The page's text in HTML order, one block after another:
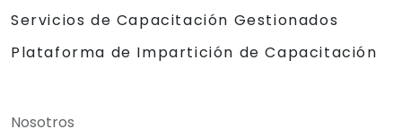
Servicios de Capacitación Gestionados
Plataforma de Impartición de Capacitación
Nosotros